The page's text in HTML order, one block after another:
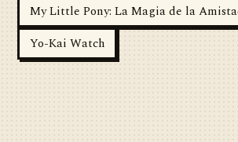
My Little Pony: La Magia de la
Yo-Kai Watch